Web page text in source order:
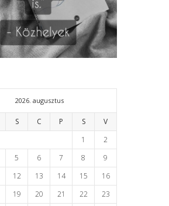
2026. augusztus
S C P S
V
1
2
5 6 7 8
9
12 13 14 15
16
19 20 21 22
23